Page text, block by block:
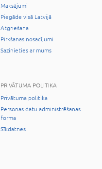
Maksājumi
Piegāde visā Latvijā
Atgriešana
Pirkšanas nosacījumi
Sazinieties ar mums
PRIVĀTUMA POLITIKA
Privātuma politika
Personas datu administrēšanas
forma
Sīkdatnes